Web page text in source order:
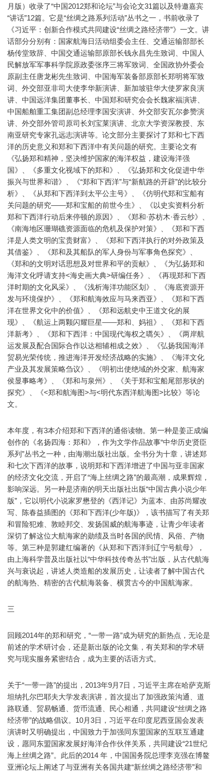
月版）收录了“中国2012郑和论坛”与会论文31篇以及特邀嘉宾
“讲话”12篇。它是“丝绸之路系列活动”丛书之一，书前收录了
《习近平：创新合作模式共同建设“丝绸之路经济带”》一文。讲
话部分分别有：国家航海日活动组委会主任、交通运输部部长
杨传堂致辞、中国交通运输部原部长钱永昌先生致词、中国人
民解放军军事科学院原政委张序三将军致词、全国政协外委会
原副主任唐龙彬先生致词、中国海军装备部原部长郑明将军致
词、外交部亚非司大使李华新演讲、新加坡驻华大使罗家良演
讲、中国远洋集团董事长、中国郑和研究会会长魏家福演讲、
中国船舶重工集团副总经理李国安演讲、外交部安瓦尔参赞演
讲、外交部外管司原司长刘宝莱演讲、北京大学资深教授、东
南亚研究专家孔远志演讲等。论文部分主要探讨了郑和七下西
洋的历史意义和郑和下西洋中有关问题的研究。主要论文有
《弘扬郑和精神，坚决维护国家的海洋权益，建设海洋强
国》、《多重文化视域下的郑和》、《弘扬郑和文化促进中华
振兴与世界和谐》、《“郑和下西洋”与“新航路的开辟”的比较分
析》、《从郑和下西洋到太平公主号》、《仿明代郑和宝船有
关问题的研究——郑和宝船的前世今生》、《以史实资料分析
郑和下西洋行动后来停顿的原因》、《郑和·苏枋木·香云纱》、
《南海地区珊瑚礁资源面临的危机及保护对策》、《郑和下西
洋是人类文明的宝贵财富》、《郑和下西洋执行的对外政策及
其借鉴》、《郑和及其船队的军人身份与军事角色探究》、
《郑和的文明对话思想及对世界和平的贡献》、《为弘扬郑和
海洋文化呼请支持<海史画大典>研编任务》、《再现郑和下西
洋时期的文化风采》、《浅析海洋功能区划》、《海底资源开
发与环境保护》、《郑和航海效应与马来西亚》、《郑和下西
洋在世界文化中的价值》、《郑和远航史中王道文化的展
现》、《航运上两颗闪耀巨星——郑和、妈祖》、《郑和下西
洋新考》、《郑和下西洋：中国现代海权之嚆矢》、《两岸航
运发展及配合国际合作以达相辅相成之效》、《弘扬我国海洋
贸易光荣传统，推进海洋开发经济战略的实施》、《海洋文化
产业及其发展策略刍议》、《明初出使绝域的外交家、航海家
侯显事略考》、《郑和与泉州》、《关于郑和宝船尾部形状的
探究》、《<郑和航海图>与<明代东西洋航海图>比较》等论
文。
本年度，有3本介绍郑和下西洋的通俗读物。第一种是姜正成编
创作的《名扬四海：郑和》，作为文学作品故事“中华历史贤臣
系列”丛书之一种，由海潮出版社出版。全书分为十章，讲述郑
和七次下西洋的故事，说明郑和下西洋增进了中国与亚非国家
的经济文化交流，开启了“海上丝绸之路”的最高潮，成果辉煌，
影响深远。另一种是济南的明天出版社出版“中国古典小说少年
版”，它以明代小说家罗懋登的《西洋记》为蓝本、由苏尚耀改
写、陈春益插图的《郑和下西洋(少年版)》，该书描写了有关郑
和冒险犯难、敦睦邦交、发扬国威的航海事迹，让青少年读者
深切了解这位大航海家的勋绩及当时各国的民情、风俗、产物
等。第三种是郭建红编著的《从郑和下西洋到辽宁号航母》，
由上海科学普及出版社以“中华科技传奇丛书”出版，从古代航海
兴与衰说起，讲述人类造船的发展历史，让读者了解中国古代
的航海热、精密的古代航海装备、横贯古今的中国航海家。
三
回顾2014年的郑和研究，“一带一路”成为研究的新热点，无论是
前述的学术研讨会，还是新出版的论文集，有关郑和的学术研
究与现实服务紧密结合，成为主要的话语方式。
关于“一带一路”的提出，2013年9月7日，习近平主席在哈萨克斯
坦纳扎尔巴耶夫大学发表演讲，首次提出了加强政策沟通、道
路联通、贸易畅通、货币流通、民心相通，共同建设“丝绸之路
经济带”的战略倡议。10月3日，习近平在印度尼西亚国会发表
演讲时又明确提出，中国致力于加强同东盟国家的互联互通建
设，愿同东盟国家发展好海洋合作伙伴关系，共同建设“21世纪
海上丝绸之路”。此后的2014 年，中国国务院总理李克强在博鳌
亚洲论坛上阐述了与亚洲有关各国共建“新丝绸之路经济带”和